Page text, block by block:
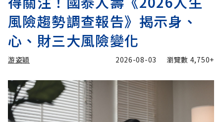
風險趨勢調查報告》揭示身、
心、財三大風險變化
游姿穎 2026-08-03 瀏覽數 4,750+